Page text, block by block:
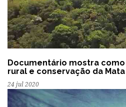
Documentário mostra
rural e conservação da
24 jul 2020